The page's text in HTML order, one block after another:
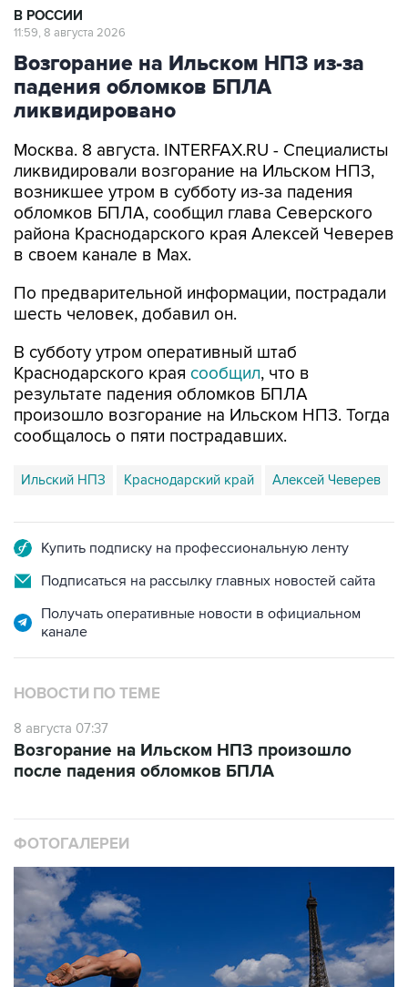
В РОССИИ
11:59, 8 августа 2026
Возгорание на Ильском НПЗ из-за
падения обломков БПЛА
ликвидировано
Москва. 8 августа. INTERFAX.RU - Специалисты
ликвидировали возгорание на Ильском НПЗ,
возникшее утром в субботу из-за падения
обломков БПЛА, сообщил глава Северского
района Краснодарского края Алексей Чеверев
в своем канале в Max.
По предварительной информации, пострадали
шесть человек, добавил он.
В субботу утром оперативный штаб
Краснодарского края сообщил, что в
результате падения обломков БПЛА
произошло возгорание на Ильском НПЗ. Тогда
сообщалось о пяти пострадавших.
Ильский НПЗ Краснодарский край Алексей Чеверев
Купить подписку на профессиональную ленту
Подписаться на рассылку главных новостей сайта
Получать оперативные новости в официальном
канале
НОВОСТИ ПО ТЕМЕ
8 августа 07:37
Возгорание на Ильском НПЗ произошло
после падения обломков БПЛА
ФОТОГАЛЕРЕИ